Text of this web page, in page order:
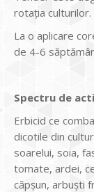
rotaţia culturilor.
La o aplicare
de 4-6
Spectru de
Erbicid ce
dicotile din
soarelui, soia,
tomate, ardei,
căpşun, arbuşti